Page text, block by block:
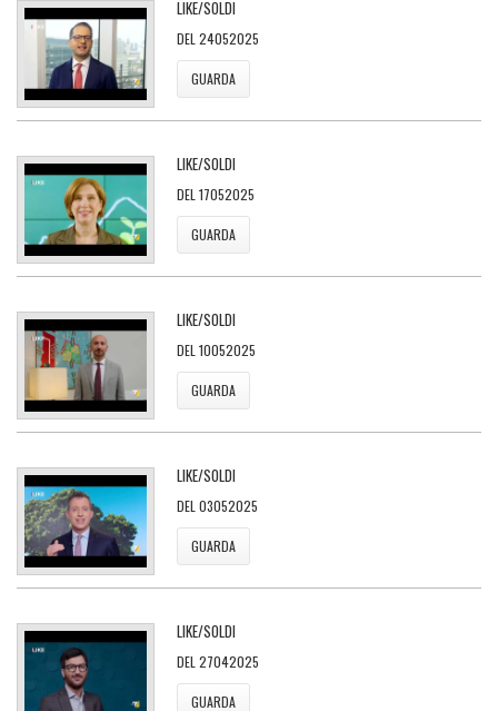
LIKE/SOLDI
DEL 24052025
GUARDA
LIKE/SOLDI
DEL 17052025
GUARDA
LIKE/SOLDI
DEL 10052025
GUARDA
LIKE/SOLDI
DEL 03052025
GUARDA
LIKE/SOLDI
DEL 27042025
GUARDA